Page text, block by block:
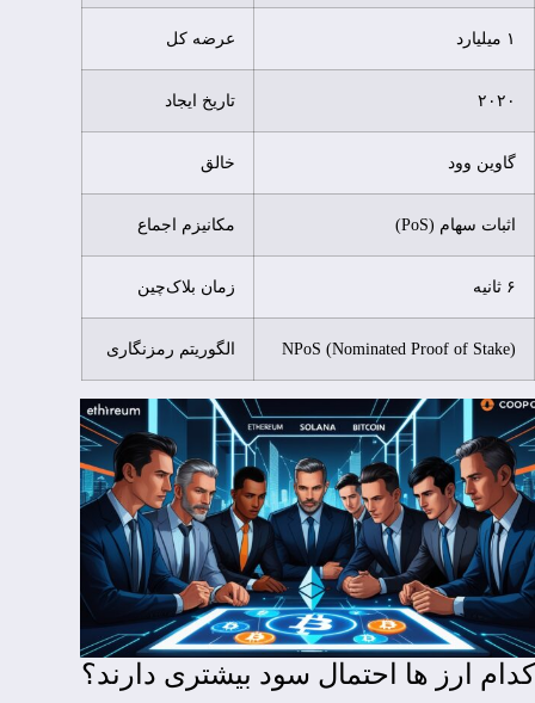
۱ میلیارد عرضه کل
۲۰۲۰ تاریخ ایجاد
گاوین وود خالق
اثبات سهام (PoS) مکانیزم اجماع
۶ ثانیه زمان بلاک‌چین
NPoS (Nominated Proof of Stake) الگوریتم رمزنگاری
کدام ارز ها احتمال سود بیشتری دارند؟